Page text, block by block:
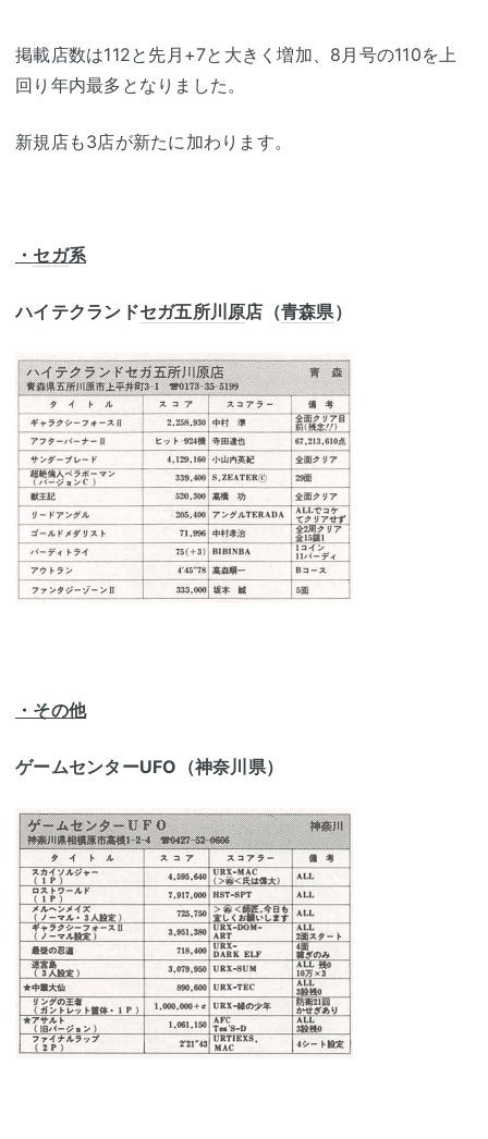
掲載店数は112と先月+7と大きく増加、8月号の110を上
回り年内最多となりました。
新規店も3店が新たに加わります。
・ セガ系
ハイテクランドセガ五所川原店（青森県）
・その他
ゲームセンターUFO（神奈川県）